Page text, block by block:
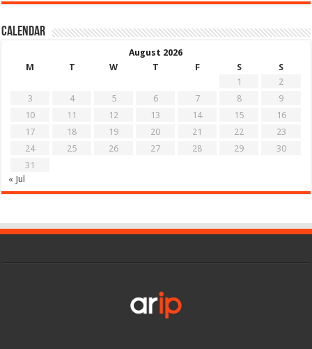
Calendar
August 2026
M
T W T F S
S
1
2
3
4 5 6 7 8
9
10
11 12 13 14 15
16
17
18 19 20 21 22
23
24
25 26 27 28 29
30
31
« Jul